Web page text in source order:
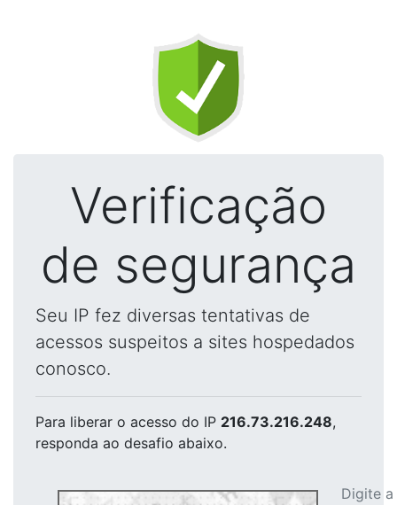
Verificação
de segurança
Seu IP fez diversas tentativas de
acessos suspeitos a sites hospedados
conosco.
Para liberar o acesso do IP 216.73.216.248,
responda ao desafio abaixo.
Digite